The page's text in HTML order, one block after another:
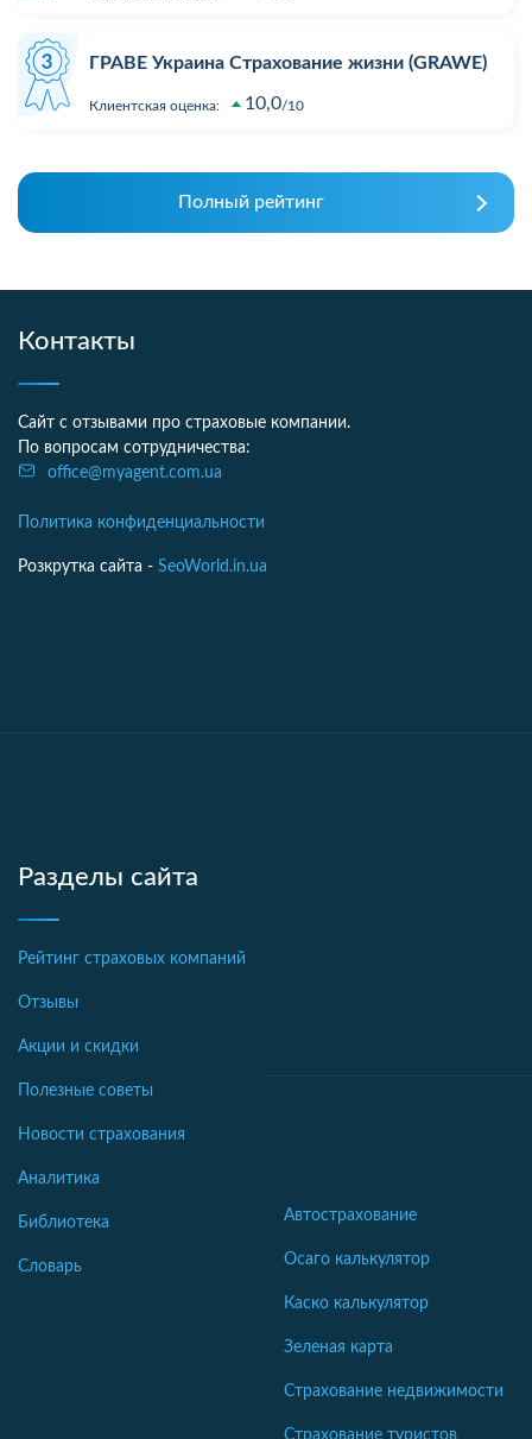
ГРАВЕ Украина Страхование жизни (GRAWE)
Клиентская оценка: 10,0 10
Полный рейтинг
Контакты
Сайт с отзывами про страховые компании.
По вопросам сотрудничества:
office@myagent.com.ua
Политика конфиденциальности
Розкрутка сайта - SeoWorld.in.ua
Разделы сайта
Рейтинг страховых компаний
Отзывы
Акции и скидки
Полезные советы
Новости страхования
Аналитика
Библиотека
Словарь
Автострахование
Осаго калькулятор
Каско калькулятор
Зеленая карта
Страхование недвижимости